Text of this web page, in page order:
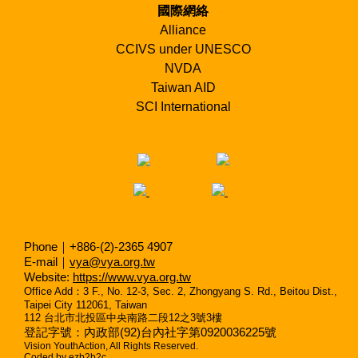
國際網絡
Alliance
CCIVS under UNESCO
NVDA
Taiwan AID
SCI International
Phone｜+886-(2)-2365 4907
E-mail｜ vya@vya.org.tw
Website: https://www.vya.org.tw
Office Add ：3 F., No. 12-3, Sec. 2, Zhongyang S. Rd., Beitou Dist.,
Taipei City 112061, Taiwan
112 台北市北投區中央南路二段12之3號3樓
登記字號：內政部(92)台內社字第0920036225號
Vision YouthAction, All Rights Reserved.